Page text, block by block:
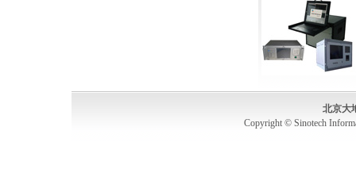
北京大
Copyright © Sinotech